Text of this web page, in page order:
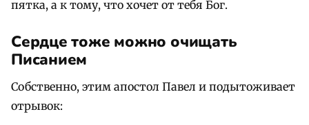
пятка, а к тому, что хочет от тебя Бог.
Сердце тоже можно очищать
Писанием
Собственно, этим апостол Павел и подытоживает
отрывок: